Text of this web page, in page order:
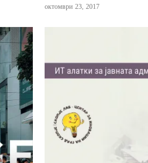
октомври 23, 2017